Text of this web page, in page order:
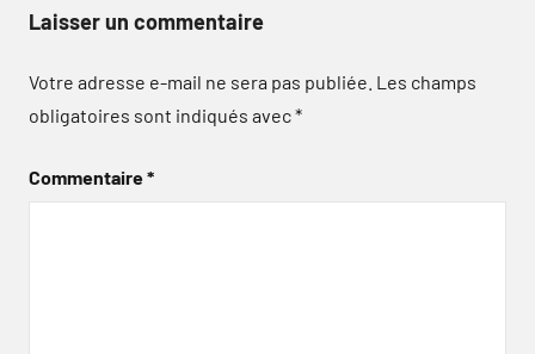
Laisser un commentaire
Votre adresse e-mail ne sera pas publiée. Les champs
obligatoires sont indiqués avec*
Commentaire*